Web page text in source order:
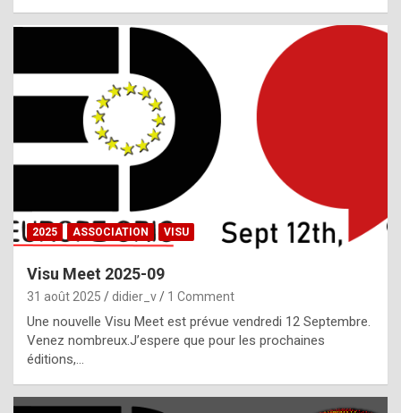
i
l
,
g
h
t
f
2025 ASSOCIATION VISU
Visu Meet 2025-09
31 août 2025 didier_v 1 Comment
Une nouvelle Visu Meet est prévue vendredi 12 Septembre.
Venez nombreux.J’espere que pour les prochaines
éditions,…